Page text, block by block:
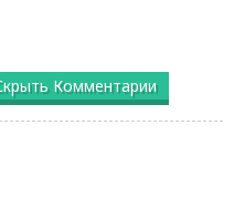
Комментарии